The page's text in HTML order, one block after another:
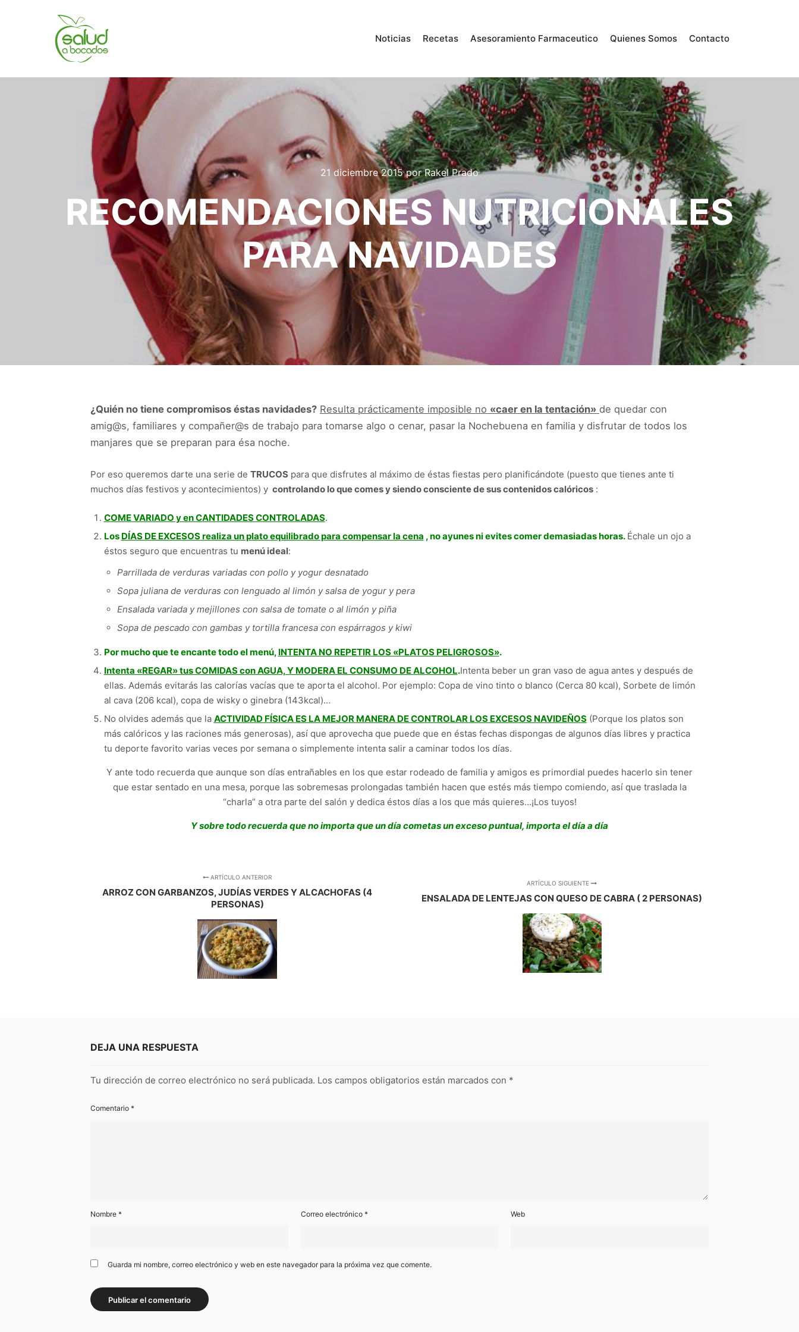
Noticias Recetas Asesoramiento Farmaceutico Quienes Somos Contacto
21 diciembre 2015porRakel Prado
RECOMENDACIONES NUTRICIONALES
PARA NAVIDADES
¿Quién no tiene compromisos éstas navidades? Resulta prácticamente imposible no «caer en la tentación» de quedar con
amig@s, familiares y compañer@s de trabajo para tomarse algo o cenar, pasar la Nochebuena en familia y disfrutar de todos los
manjares que se preparan para ésa noche.
Por eso queremos darte una serie de TRUCOS para que disfrutes al máximo de éstas fiestas pero planificándote (puesto que tienes ante ti
muchos días festivos y acontecimientos) y controlando lo que comes y siendo consciente de sus contenidos calóricos :
COME VARIADO y en CANTIDADES CONTROLADAS.
Los DÍAS DE EXCESOS realiza un plato equilibrado para compensar la cena , no ayunes ni evites comer demasiadas horas. Échale un ojo a
éstos seguro que encuentras tu menú ideal:
Parrillada de verduras variadas con pollo y yogur desnatado
Sopa juliana de verduras con lenguado al limón y salsa de yogur y pera
Ensalada variada y mejillones con salsa de tomate o al limón y piña
Sopa de pescado con gambas y tortilla francesa con espárragos y kiwi
Por mucho que te encante todo el menú, INTENTA NO REPETIR LOS «PLATOS PELIGROSOS».
Intenta «REGAR» tus COMIDAS con AGUA, Y MODERA EL CONSUMO DE ALCOHOL.Intenta beber un gran vaso de agua antes y después de
ellas. Además evitarás las calorías vacías que te aporta el alcohol. Por ejemplo: Copa de vino tinto o blanco (Cerca 80 kcal), Sorbete de limón
al cava (206 kcal), copa de wisky o ginebra (143kcal)…
No olvides además que la ACTIVIDAD FÍSICA ES LA MEJOR MANERA DE CONTROLAR LOS EXCESOS NAVIDEÑOS(Porque los platos son
más calóricos y las raciones más generosas), así que aprovecha que puede que en éstas fechas dispongas de algunos días libres y practica
tu deporte favorito varias veces por semana o simplemente intenta salir a caminar todos los días.
Y ante todo recuerda que aunque son días entrañables en los que estar rodeado de familia y amigos es primordial puedes hacerlo sin tener
que estar sentado en una mesa, porque las sobremesas prolongadas también hacen que estés más tiempo comiendo, así que traslada la
“charla” a otra parte del salón y dedica éstos días a los que más quieres…¡Los tuyos!
Y sobre todo recuerda que no importa que un día cometas un exceso puntual, importa el día a día
ARTÍCULO ANTERIOR
ARROZ CON GARBANZOS, JUDÍAS VERDES Y ALCACHOFAS (4
PERSONAS)
ARTÍCULO SIGUIENTE
ENSALADA DE LENTEJAS CON QUESO DE CABRA ( 2 PERSONAS)
DEJA UNA RESPUESTA
Tu dirección de correo electrónico no será publicada. Los campos obligatorios están marcados con *
Comentario *
Nombre * Correo electrónico * Web
Guarda mi nombre, correo electrónico y web en este navegador para la próxima vez que comente.